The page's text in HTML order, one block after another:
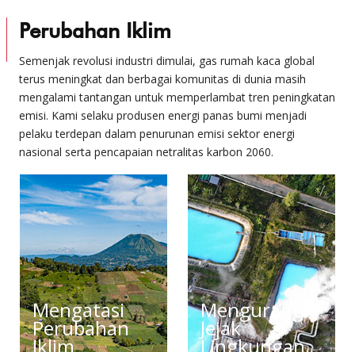
Perubahan Iklim
Semenjak revolusi industri dimulai, gas rumah kaca global
terus meningkat dan berbagai komunitas di dunia masih
mengalami tantangan untuk memperlambat tren peningkatan
emisi. Kami selaku produsen energi panas bumi menjadi
pelaku terdepan dalam penurunan emisi sektor energi
nasional serta pencapaian netralitas karbon 2060.
Mengatasi
Perubahan
Iklim
Mengurangi
Jejak
Lingkungan